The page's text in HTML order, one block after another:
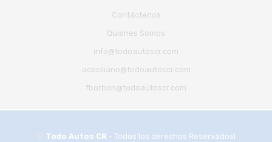
Contáctenos
Quienes Somos
info@todoautoscr.com
aceciliano@todoautoscr.com
fborbon@todoautoscr.com
Todo Autos CR - Todos los derechos Reservados!